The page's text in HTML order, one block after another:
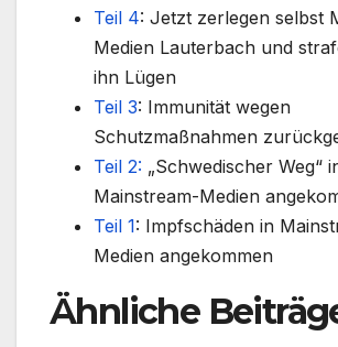
Teil 4: Jetzt zerlegen selbst
Medien Lauterbach und
ihn Lügen
Teil 3: Immunität wegen
Schutzmaßnahmen
Teil 2: „Schwedischer Weg“
Mainstream-Medien
Teil 1: Impfschäden in
Medien angekommen
Ähnliche